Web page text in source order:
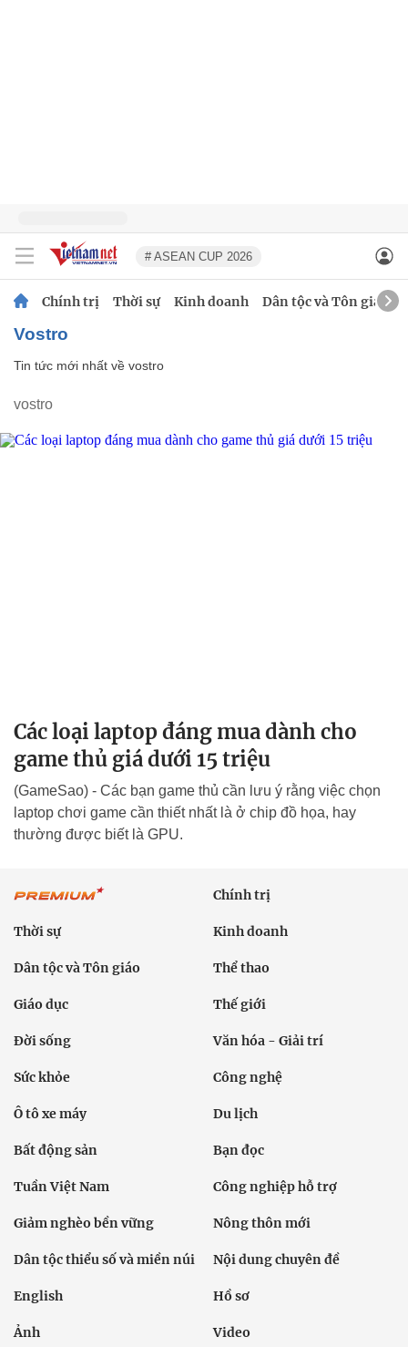
# ASEAN CUP 2026
Chính trị Thời sự Kinh doanh Dân tộc và Tôn giáo
vostro
Tin tức mới nhất về vostro
vostro
Các loại laptop đáng mua dành cho
game thủ giá dưới 15 triệu
(GameSao) - Các bạn game thủ cần lưu ý rằng việc chọn
laptop chơi game cần thiết nhất là ở chip đồ họa, hay
thường được biết là GPU.
Chính trị
Thời sự Kinh doanh
Dân tộc và Tôn giáo Thể thao
Giáo dục Thế giới
Đời sống Văn hóa - Giải trí
Sức khỏe Công nghệ
Ô tô xe máy Du lịch
Bất động sản Bạn đọc
Tuần Việt Nam Công nghiệp hỗ trợ
Giảm nghèo bền vững Nông thôn mới
Dân tộc thiểu số và miền núi Nội dung chuyên đề
English Hồ sơ
Ảnh Video